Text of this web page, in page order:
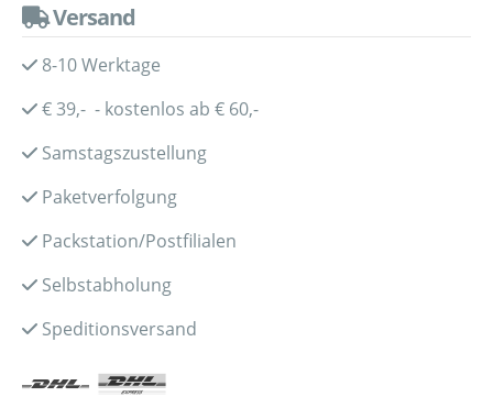
Versand
8-10 Werktage
€ 39,- - kostenlos ab € 60,-
Samstagszustellung
Paketverfolgung
Packstation/Postfilialen
Selbstabholung
Speditionsversand